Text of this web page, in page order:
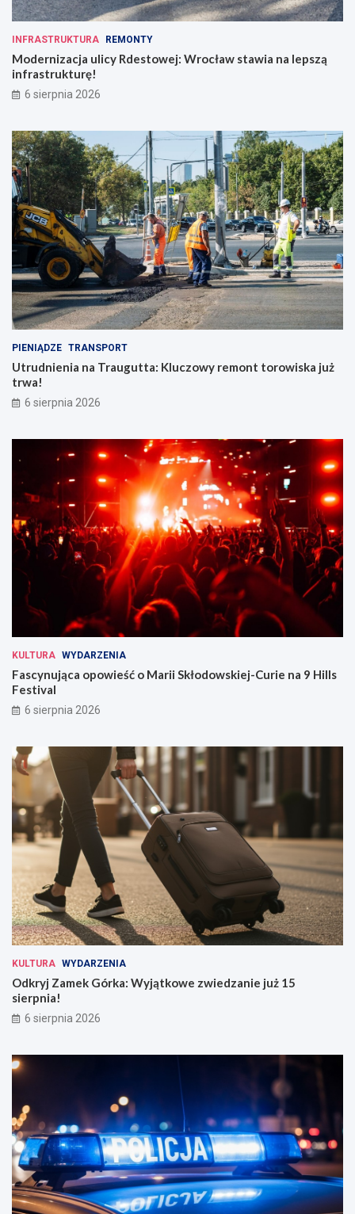
INFRASTRUKTURA REMONTY
Modernizacja ulicy Rdestowej: Wrocław stawia na lepszą
infrastrukturę!
6 sierpnia 2026
PIENIĄDZE TRANSPORT
Utrudnienia na Traugutta: Kluczowy remont torowiska już
trwa!
6 sierpnia 2026
KULTURA WYDARZENIA
Fascynująca opowieść o Marii Skłodowskiej-Curie na 9 Hills
Festival
6 sierpnia 2026
KULTURA WYDARZENIA
Odkryj Zamek Górka: Wyjątkowe zwiedzanie już 15
sierpnia!
6 sierpnia 2026